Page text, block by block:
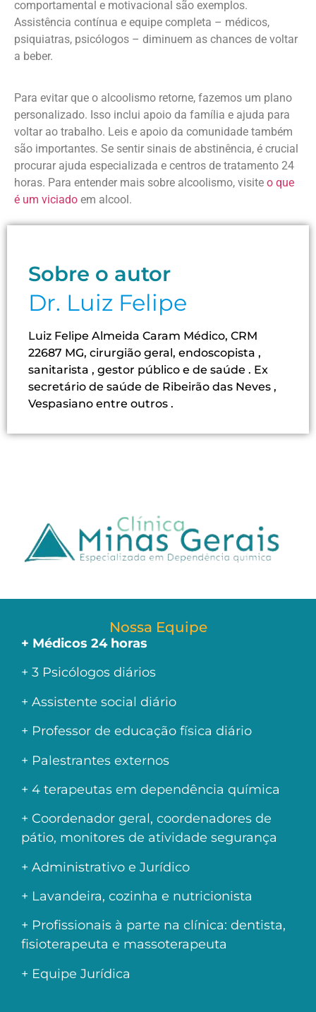
comportamental e motivacional são exemplos.
Assistência contínua e equipe completa – médicos,
psiquiatras, psicólogos – diminuem as chances de voltar
a beber.
Para evitar que o alcoolismo retorne, fazemos um plano
personalizado. Isso inclui apoio da família e ajuda para
voltar ao trabalho. Leis e apoio da comunidade também
são importantes. Se sentir sinais de abstinência, é crucial
procurar ajuda especializada e centros de tratamento 24
horas. Para entender mais sobre alcoolismo, visite o que
é um viciado em alcool.
Sobre o autor
Dr. Luiz Felipe
Luiz Felipe Almeida Caram Médico, CRM
22687 MG, cirurgião geral, endoscopista ,
sanitarista , gestor público e de saúde . Ex
secretário de saúde de Ribeirão das Neves ,
Vespasiano entre outros .
Nossa Equipe
+ Médicos 24 horas
+ 3 Psicólogos diários
+ Assistente social diário
+ Professor de educação física diário
+ Palestrantes externos
+ 4 terapeutas em dependência química
+ Coordenador geral, coordenadores de
pátio, monitores de atividade segurança
+ Administrativo e Jurídico
+ Lavandeira, cozinha e nutricionista
+ Profissionais à parte na clínica: dentista,
fisioterapeuta e massoterapeuta
+ Equipe Jurídica